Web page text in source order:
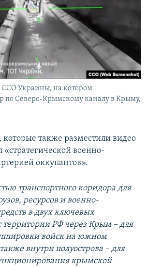
Украины, на котором
по Северо-Крымскому каналу в Крыму,
также разместили видео
«стратегической военно-
оккупантов».
транспортного коридора для
ресурсов и военно-
в двух ключевых
территории РФ через Крым – для
войск на южном
внутри полуострова – для
крымской